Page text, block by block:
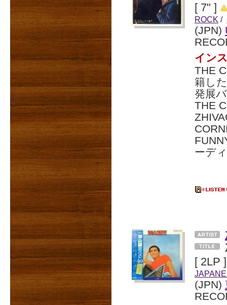
[ 7" ]
ROCK /
(JPN)
イン
THE
籍し
発展
THE
ーデ
[ 2LP ]
(JPN)